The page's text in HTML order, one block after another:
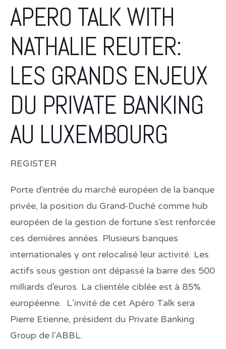
APERO TALK WITH
NATHALIE REUTER:
LES GRANDS ENJEUX
DU PRIVATE BANKING
AU LUXEMBOURG
REGISTER
Porte d’entrée du marché européen de la banque
privée, la position du Grand-Duché comme hub
européen de la gestion de fortune s’est renforcée
ces dernières années. Plusieurs banques
internationales y ont relocalisé leur activité. Les
actifs sous gestion ont dépassé la barre des 500
milliards d’euros. La clientèle ciblée est à 85%
européenne. L’invité de cet Apéro Talk sera
Pierre Etienne, président du Private Banking
Group de l’ABBL.